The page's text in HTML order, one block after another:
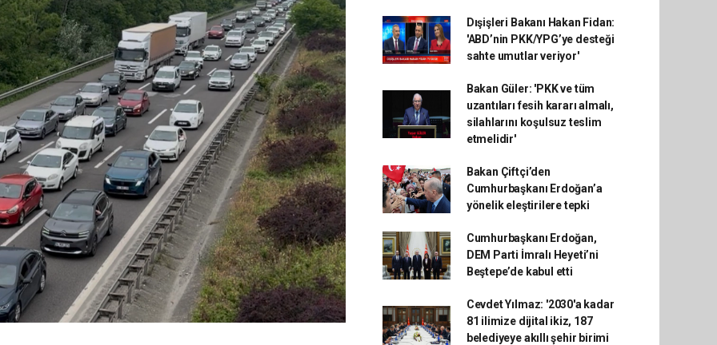
Dışişleri Bakanı Hakan Fidan:
'ABD’nin PKK/YPG’ye desteği
sahte umutlar veriyor'
Bakan Güler: 'PKK ve tüm
uzantıları fesih kararı almalı,
silahlarını koşulsuz teslim
etmelidir'
Bakan Çiftçi’den
Cumhurbaşkanı Erdoğan’a
yönelik eleştirilere tepki
Cumhurbaşkanı Erdoğan,
DEM Parti İmralı Heyeti’ni
Beştepe’de kabul etti
Cevdet Yılmaz: '2030'a kadar
81 ilimize dijital ikiz, 187
belediyeye akıllı şehir birimi